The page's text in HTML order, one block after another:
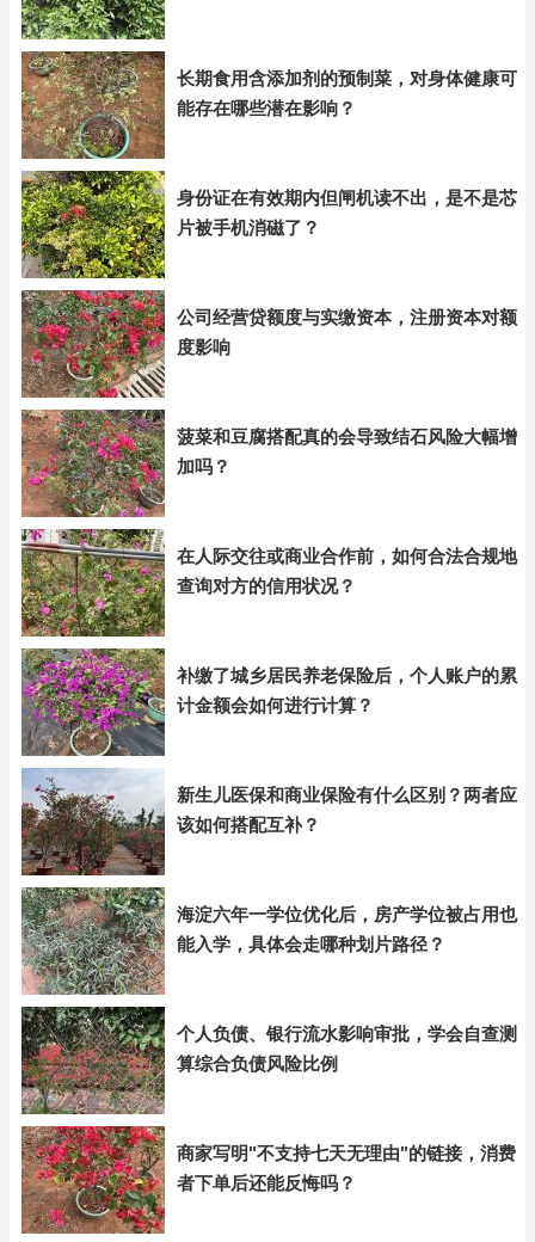
长期食用含添加剂的预制菜，对身体健康可
能存在哪些潜在影响？
身份证在有效期内但闸机读不出，是不是芯
片被手机消磁了？
公司经营贷额度与实缴资本，注册资本对额
度影响
菠菜和豆腐搭配真的会导致结石风险大幅增
加吗？
在人际交往或商业合作前，如何合法合规地
查询对方的信用状况？
补缴了城乡居民养老保险后，个人账户的累
计金额会如何进行计算？
新生儿医保和商业保险有什么区别？两者应
该如何搭配互补？
海淀六年一学位优化后，房产学位被占用也
能入学，具体会走哪种划片路径？
个人负债、银行流水影响审批，学会自查测
算综合负债风险比例
商家写明"不支持七天无理由"的链接，消费
者下单后还能反悔吗？